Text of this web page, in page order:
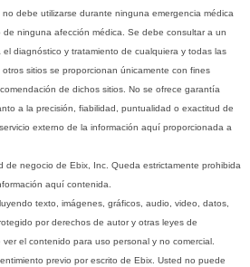
debe utilizarse durante ninguna emergencia médica
ninguna afección médica. Se debe consultar a un
diagnóstico y tratamiento de cualquiera y todas las
sitios se proporcionan únicamente con fines
de dichos sitios. No se ofrece garantía
a la precisión, fiabilidad, puntualidad o exactitud de
externo de la información aquí proporcionada a
de negocio de Ebix, Inc. Queda estrictamente prohibida
aquí contenida.
texto, imágenes, gráficos, audio, video, datos,
por derechos de autor y otras leyes de
el contenido para uso personal y no comercial.
previo por escrito de Ebix. Usted no puede